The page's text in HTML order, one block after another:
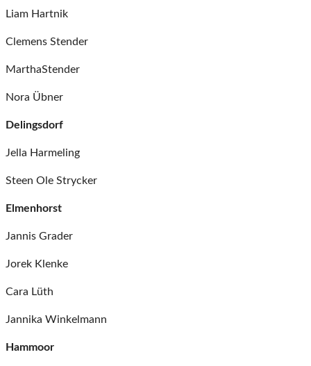
Liam Hartnik
Clemens Stender
MarthaStender
Nora Übner
Delingsdorf
Jella Harmeling
Steen Ole Strycker
Elmenhorst
Jannis Grader
Jorek Klenke
Cara Lüth
Jannika Winkelmann
Hammoor